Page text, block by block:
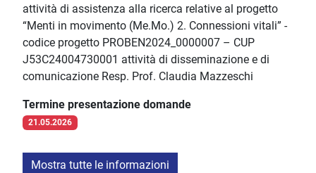
attività di assistenza alla ricerca relative al progetto
“Menti in movimento (Me.Mo.) 2. Connessioni vitali” -
codice progetto PROBEN2024_0000007 – CUP
J53C24004730001 attività di disseminazione e di
comunicazione Resp. Prof. Claudia Mazzeschi
Termine presentazione domande
21.05.2026
Mostra tutte le informazioni